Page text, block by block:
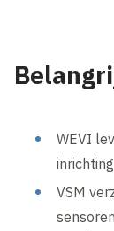
WEVI
VSM